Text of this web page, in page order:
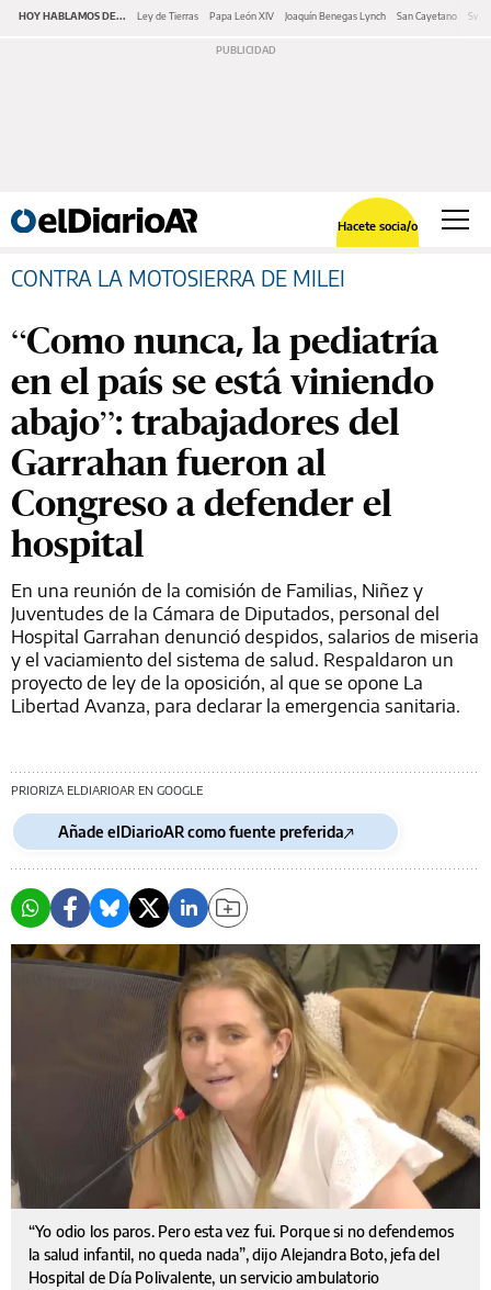
HOY HABLAMOS DE... Ley de Tierras Papa León XIV Joaquín Benegas Lynch San Cayetano
Hacete socia/o
CONTRA LA MOTOSIERRA DE MILEI
“Como nunca, la pediatría
en el país se está viniendo
abajo”: trabajadores del
Garrahan fueron al
Congreso a defender el
hospital
En una reunión de la comisión de Familias, Niñez y
Juventudes de la Cámara de Diputados, personal del
Hospital Garrahan denunció despidos, salarios de miseria
y el vaciamiento del sistema de salud. Respaldaron un
proyecto de ley de la oposición, al que se opone La
Libertad Avanza, para declarar la emergencia sanitaria.
PRIORIZA ELDIARIOAR EN GOOGLE
Añade elDiarioAR como fuente preferida
“Yo odio los paros. Pero esta vez fui. Porque si no defendemos
la salud infantil, no queda nada”, dijo Alejandra Boto, jefa del
Hospital de Día Polivalente, un servicio ambulatorio